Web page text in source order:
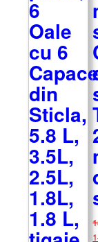
6
Oale
cu 6
Capace
din
Sticla,
5.8 L,
3.5L,
2.5L,
1.8L,
1.8 L,